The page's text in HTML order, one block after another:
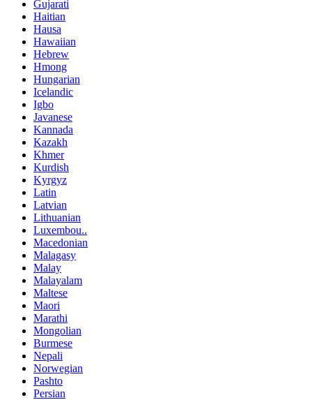
Gujarati
Haitian
Hausa
Hawaiian
Hebrew
Hmong
Hungarian
Icelandic
Igbo
Javanese
Kannada
Kazakh
Khmer
Kurdish
Kyrgyz
Latin
Latvian
Lithuanian
Luxembou..
Macedonian
Malagasy
Malay
Malayalam
Maltese
Maori
Marathi
Mongolian
Burmese
Nepali
Norwegian
Pashto
Persian